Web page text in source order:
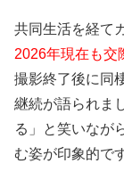
共同生活を経て
2026年現在も交
撮影終了後に同
継続が語られま
る」と笑いなが
む姿が印象的で